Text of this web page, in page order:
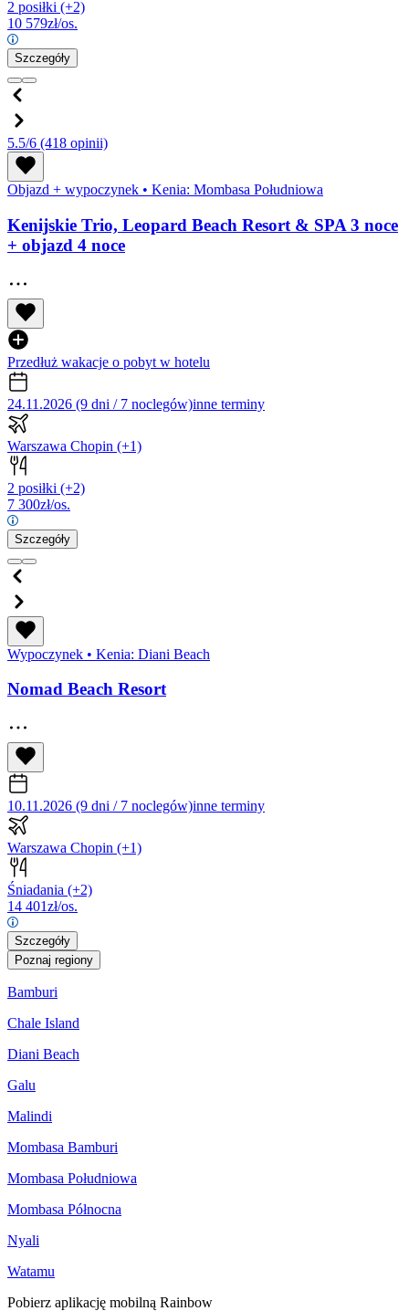
2 posiłki (+2)
10 579zł/os.
Szczegóły
5.5/6 (418 opinii)
Objazd + wypoczynek • Kenia: Mombasa Południowa
Kenijskie Trio, Leopard Beach Resort & SPA 3 noce
+ objazd 4 noce
Przedłuż wakacje o pobyt w hotelu
24.11.2026 (9 dni / 7 noclegów)inne terminy
Warszawa Chopin (+1)
2 posiłki (+2)
7 300zł/os.
Szczegóły
Wypoczynek • Kenia: Diani Beach
Nomad Beach Resort
10.11.2026 (9 dni / 7 noclegów)inne terminy
Warszawa Chopin (+1)
Śniadania (+2)
14 401zł/os.
Szczegóły
Poznaj regiony
Bamburi
Chale Island
Diani Beach
Galu
Malindi
Mombasa Bamburi
Mombasa Południowa
Mombasa Północna
Nyali
Watamu
Pobierz aplikację mobilną Rainbow